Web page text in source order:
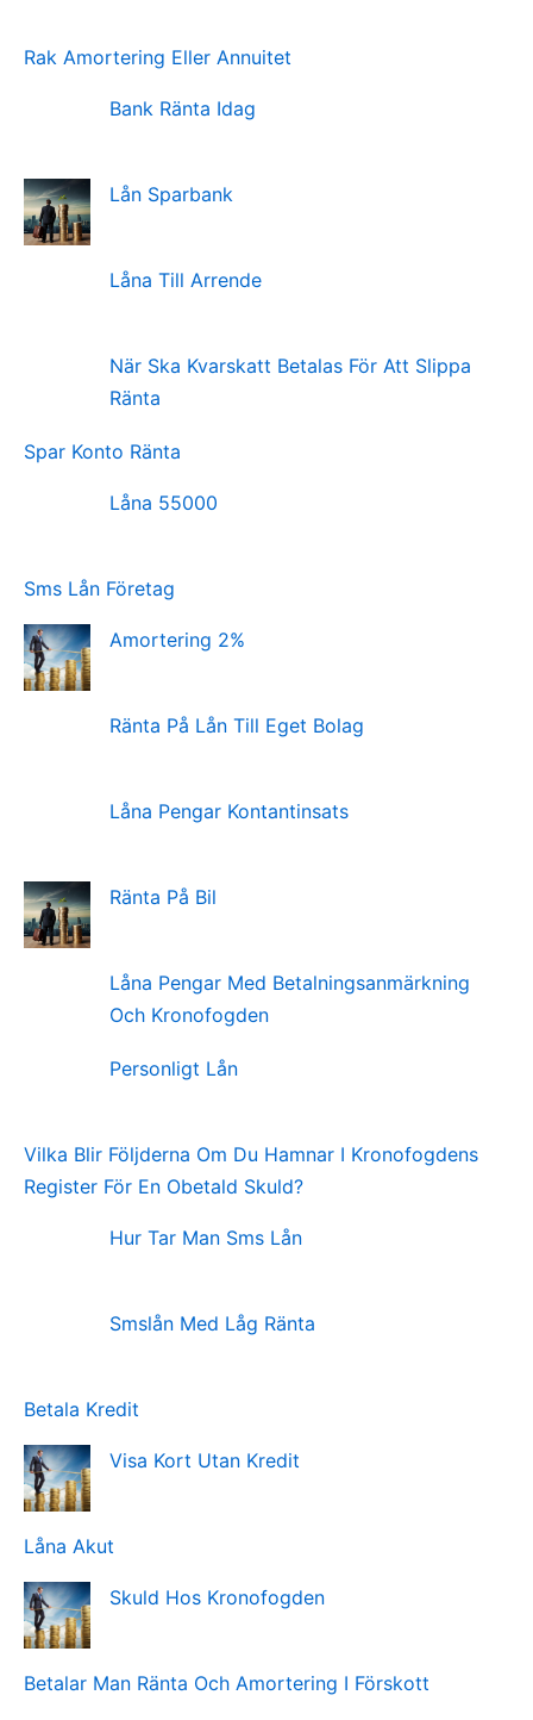
Rak Amortering Eller Annuitet
Bank Ränta Idag
Lån Sparbank
Låna Till Arrende
När Ska Kvarskatt Betalas För Att Slippa
Ränta
Spar Konto Ränta
Låna 55000
Sms Lån Företag
Amortering 2%
Ränta På Lån Till Eget Bolag
Låna Pengar Kontantinsats
Ränta På Bil
Låna Pengar Med Betalningsanmärkning
Och Kronofogden
Personligt Lån
Vilka Blir Följderna Om Du Hamnar I Kronofogdens
Register För En Obetald Skuld?
Hur Tar Man Sms Lån
Smslån Med Låg Ränta
Betala Kredit
Visa Kort Utan Kredit
Låna Akut
Skuld Hos Kronofogden
Betalar Man Ränta Och Amortering I Förskott